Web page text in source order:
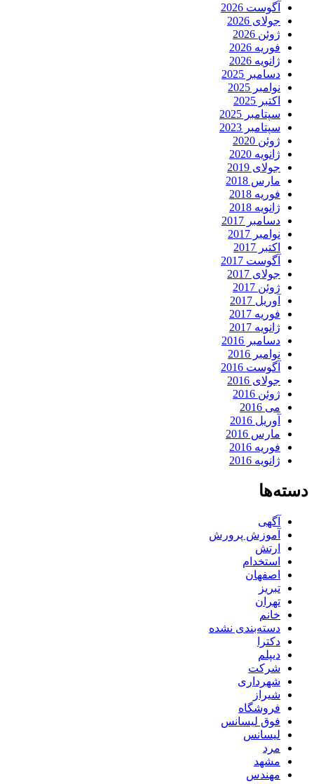
آگوست 2026
جولای 2026
ژوئن 2026
فوریه 2026
ژانویه 2026
دسامبر 2025
نوامبر 2025
اکتبر 2025
سپتامبر 2025
سپتامبر 2023
ژوئن 2020
ژانویه 2020
جولای 2019
مارس 2018
فوریه 2018
ژانویه 2018
دسامبر 2017
نوامبر 2017
اکتبر 2017
آگوست 2017
جولای 2017
ژوئن 2017
آوریل 2017
فوریه 2017
ژانویه 2017
دسامبر 2016
نوامبر 2016
آگوست 2016
جولای 2016
ژوئن 2016
می 2016
آوریل 2016
مارس 2016
فوریه 2016
ژانویه 2016
دسته‌ها
آگهی
آموزش پرورش
ارتش
استخدام
اصفهان
تبریز
تهران
خانم
دسته‌بندی نشده
دکترا
دیپلم
شرکت
شهرداری
شیراز
فروشگاه
فوق لیسانس
لیسانس
مرد
مشهد
مهندس